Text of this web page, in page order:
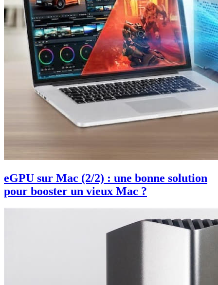
eGPU sur Mac (2/2) : une bonne solution
pour booster un vieux Mac ?